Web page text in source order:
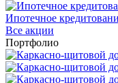
Ипотечное
Все акции
Портфолио